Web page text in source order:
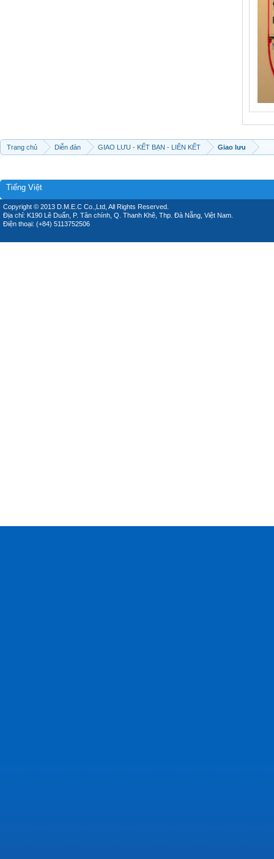
Trang chủ Diễn đàn GIAO LƯU - KẾT BẠN - LIÊN KẾT Giao lưu
Tiếng Việt
Copyright © 2013 D.M.E.C Co.,Ltd, All Rights Reserved.
Địa chỉ: K190 Lê Duẩn, P. Tân chính, Q. Thanh Khê, Thp. Đà Nẵng, Việt Nam.
Điện thoại: (+84) 5113752506